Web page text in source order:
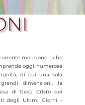
mormone – che
oggi numerose
di cui una sola
dimensioni, la
di Gesù Cristo dei
degli Ultimi Giorni –